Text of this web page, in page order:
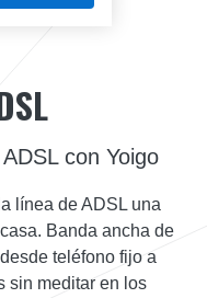
con Yoigo
línea de ADSL una
Banda ancha de
teléfono fijo a
sin meditar en los